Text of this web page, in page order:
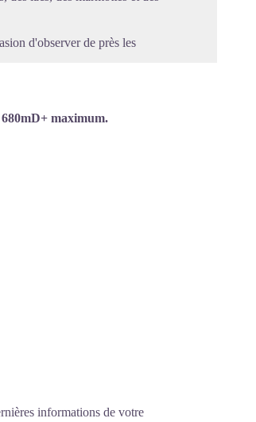
d'observer de près les
maximum.
informations de votre